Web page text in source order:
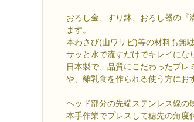
おろし金、すり鉢、おろし器の『
ます。
本わさび(山ワサビ)等の材料も無
サッと水で流すだけでキレイにな
日本製で、品質にこだわったプ
や、離乳食を作られる使う方にお
ヘッド部分の先端ステンレス線の
本手作業でプレスして穂先の角度